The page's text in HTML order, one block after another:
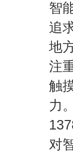
智
追
地
注
触
力
对